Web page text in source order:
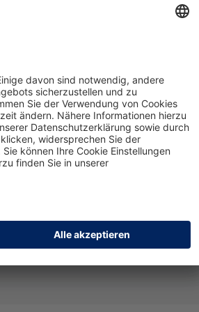
Jobs & Karriere bei NICE
Stellenausschreibung
Einsatz als Stammunterstützer